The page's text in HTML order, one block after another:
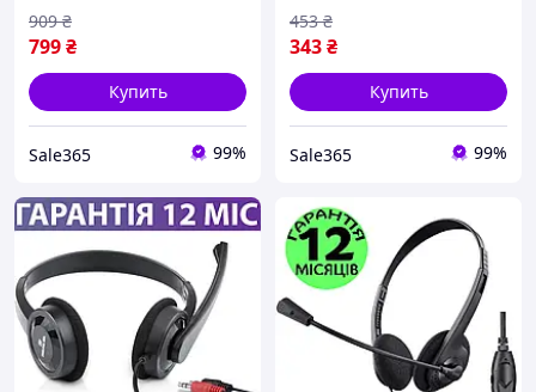
799₴
909 ₴
Купить
Sale365 99%
343₴
453 ₴
Купить
Sale365 99%